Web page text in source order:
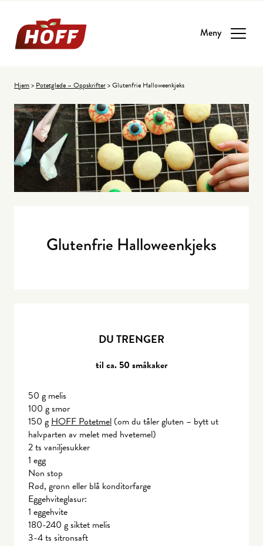
Meny
Hjem> Potetglede – Oppskrifter>Glutenfrie Halloweenkjeks
DU TRENGER
til ca. 50 småkaker
50 g melis
100 g smør
150 gHOFF Potetmel (om du tåler gluten – bytt ut
halvparten av melet med hvetemel)
2 ts vaniljesukker
1 egg
Non stop
Rød, grønn eller blå konditorfarge
Eggehviteglasur:
1 eggehvite
180-240 g siktet melis
3-4 ts sitronsaft
Glutenfrie Halloweenkjeks